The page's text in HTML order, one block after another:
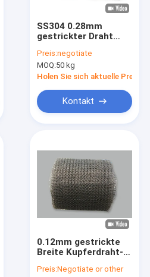
SS304 0.28mm
gestrickter Draht
200mm für flüssigen
Filter
Preis:negotiate
MOQ:50 kg
Holen Sie sich aktuelle Preis
Kontakt
0.12mm gestrickte
Breite Kupferdraht-
für Filter
Preis:Negotiate or other